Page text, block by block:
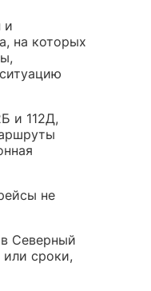
и
на которых
и 112Д,
не
Северный
или сроки,